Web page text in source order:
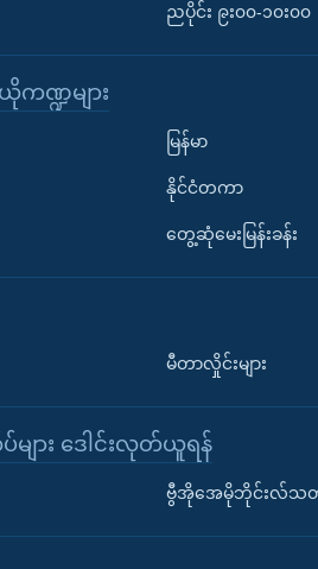
ညပိုင်း ၉း၀၀-၁၀း၀၀
ဏ္ဍများ
မြန်မာ
နိုင်ငံတကာ
တွေ့ဆုံမေးမြန်းခန်း
မီတာလှိုင်းများ
ား ဒေါင်းလုတ်ယူရန်
ဗွီအိုအေမိုဘိုင်းလ်သတ